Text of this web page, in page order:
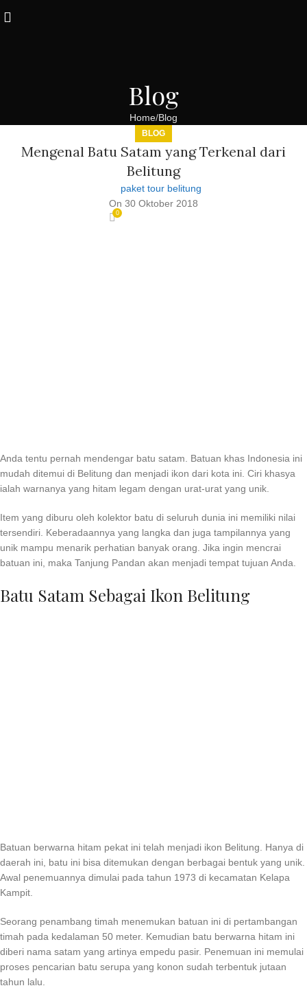
Blog
Home Blog
BLOG
Mengenal Batu Satam yang Terkenal dari
Belitung
paket tour belitung
On 30 Oktober 2018
0
Anda tentu pernah mendengar batu satam. Batuan khas Indonesia ini
mudah ditemui di Belitung dan menjadi ikon dari kota ini. Ciri khasya
ialah warnanya yang hitam legam dengan urat-urat yang unik.
Item yang diburu oleh kolektor batu di seluruh dunia ini memiliki nilai
tersendiri. Keberadaannya yang langka dan juga tampilannya yang
unik mampu menarik perhatian banyak orang. Jika ingin mencrai
batuan ini, maka Tanjung Pandan akan menjadi tempat tujuan Anda.
Batu Satam Sebagai Ikon Belitung
Batuan berwarna hitam pekat ini telah menjadi ikon Belitung. Hanya di
daerah ini, batu ini bisa ditemukan dengan berbagai bentuk yang unik.
Awal penemuannya dimulai pada tahun 1973 di kecamatan Kelapa
Kampit.
Seorang penambang timah menemukan batuan ini di pertambangan
timah pada kedalaman 50 meter. Kemudian batu berwarna hitam ini
diberi nama satam yang artinya empedu pasir. Penemuan ini memulai
proses pencarian batu serupa yang konon sudah terbentuk jutaan
tahun lalu.